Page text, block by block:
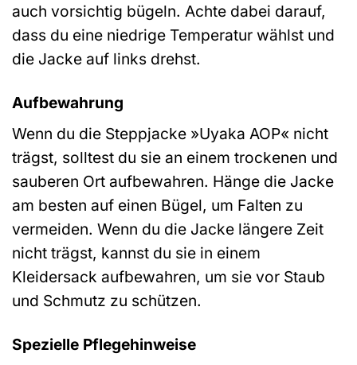
auch vorsichtig bügeln. Achte dabei darauf,
dass du eine niedrige Temperatur wählst und
die Jacke auf links drehst.
Aufbewahrung
Wenn du die Steppjacke »Uyaka AOP« nicht
trägst, solltest du sie an einem trockenen und
sauberen Ort aufbewahren. Hänge die Jacke
am besten auf einen Bügel, um Falten zu
vermeiden. Wenn du die Jacke längere Zeit
nicht trägst, kannst du sie in einem
Kleidersack aufbewahren, um sie vor Staub
und Schmutz zu schützen.
Spezielle Pflegehinweise